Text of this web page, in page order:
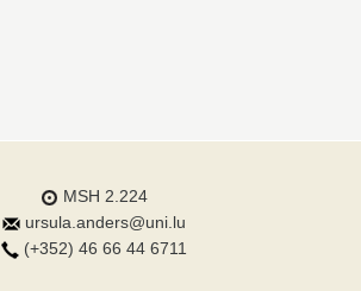
MSH 2.224
ursula.anders@uni.lu
(+352) 46 66 44 6711